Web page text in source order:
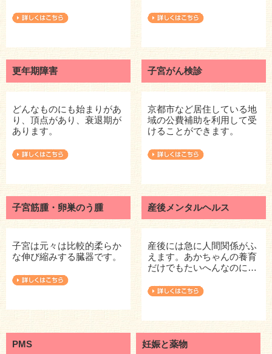
更年期障害
どんなものにも始まりがあ
り、頂点があり、衰退期が
あります。
子宮がん検診
京都市など居住している地
域の公費補助を利用して受
けることができます。
子宮筋腫・卵巣のう腫
子宮は元々は比較的柔らか
な伸び縮みする臓器です。
産後メンタルヘルス
産後には急に人間関係がふ
えます。あかちゃんの養育
だけでもたいへんなのに…
PMS 妊娠と薬物